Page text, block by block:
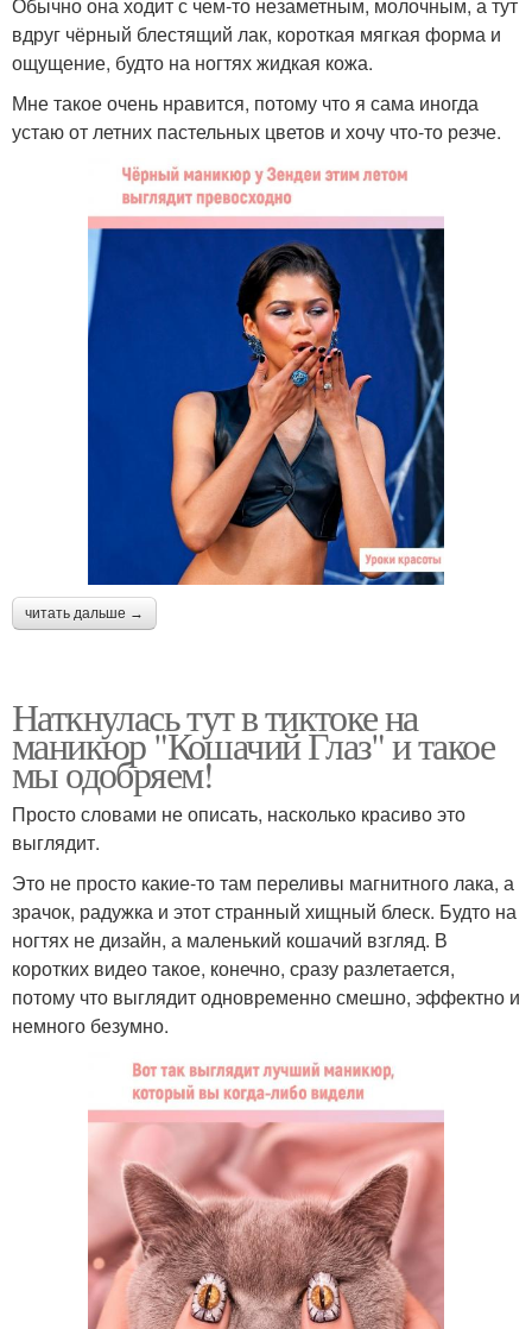
Обычно она ходит с чем-то незаметным, молочным, а тут
вдруг чёрный блестящий лак, короткая мягкая форма и
ощущение, будто на ногтях жидкая кожа.
Мне такое очень нравится, потому что я сама иногда
устаю от летних пастельных цветов и хочу что-то резче.
читать дальше →
Наткнулась тут в тиктоке на
маникюр "Кошачий Глаз" и такое
мы одобряем!
Просто словами не описать, насколько красиво это
выглядит.
Это не просто какие-то там переливы магнитного лака, а
зрачок, радужка и этот странный хищный блеск. Будто на
ногтях не дизайн, а маленький кошачий взгляд. В
коротких видео такое, конечно, сразу разлетается,
потому что выглядит одновременно смешно, эффектно и
немного безумно.